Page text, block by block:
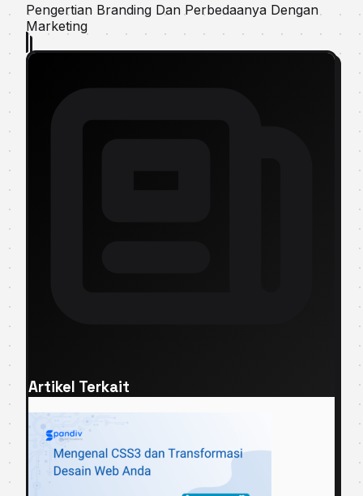
Pengertian Branding Dan Perbedaanya Dengan
Marketing
Artikel Terkait